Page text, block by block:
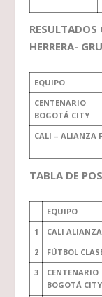
HERRERA-
EQUIPO
CENTENARIO
BOGOTÁ CITY
CALI – ALIANZA
TABLA DE
EQUIPO
1
CALI ALIANZA
2
FÚTBOL
3
CENTENARIO
BOGOTÁ CITY